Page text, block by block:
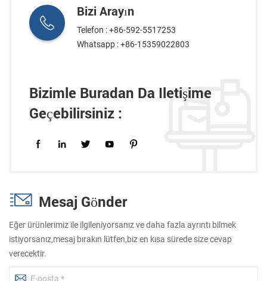
Bizi Arayın
Telefon : +86-592-5517253
Whatsapp :+86-15359022803
Bizimle Buradan Da Iletişime
Geçebilirsiniz :
Mesaj Gönder
Eğer ürünlerimiz ile ilgileniyorsanız ve daha fazla ayrıntı bilmek
istiyorsanız,mesaj bırakın lütfen,biz en kısa sürede size cevap
verecektir.